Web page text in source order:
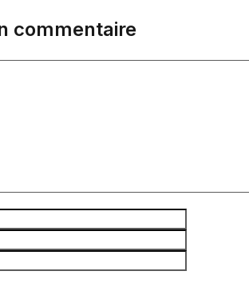
commentaire
mail
web